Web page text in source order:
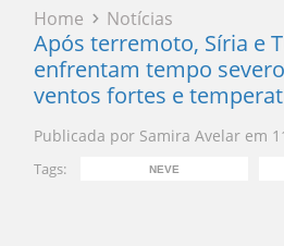
Home Notícias
Após terremoto, Síria e
enfrentam tempo
ventos fortes e
Publicada por Samira Avelar em
Tags: NEVE